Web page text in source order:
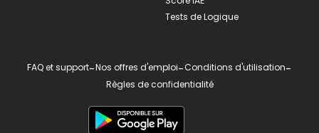
Tests de Logique
FAQ et support-Nos offres d'emploi-Conditions d'utilisation-
Règles de confidentialité